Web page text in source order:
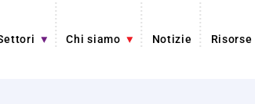
Chi siamo Notizie Risorse